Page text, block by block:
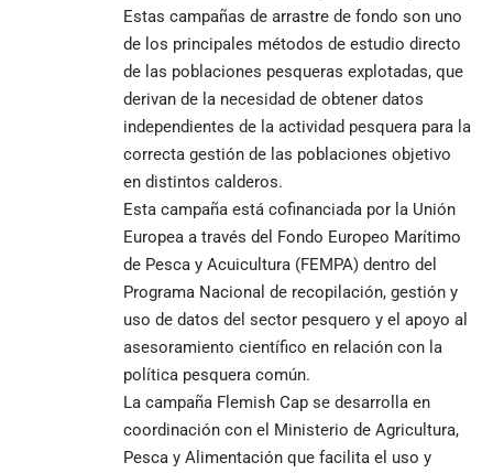
Estas campañas de arrastre de fondo son uno
de los principales métodos de estudio directo
de las poblaciones pesqueras explotadas, que
derivan de la necesidad de obtener datos
independientes de la actividad pesquera para la
correcta gestión de las poblaciones objetivo
en distintos calderos.
Esta campaña está cofinanciada por la Unión
Europea a través del Fondo Europeo Marítimo
de Pesca y Acuicultura (FEMPA) dentro del
Programa Nacional de recopilación, gestión y
uso de datos del sector pesquero y el apoyo al
asesoramiento científico en relación con la
política pesquera común.
La campaña Flemish Cap se desarrolla en
coordinación con el Ministerio de Agricultura,
Pesca y Alimentación que facilita el uso y